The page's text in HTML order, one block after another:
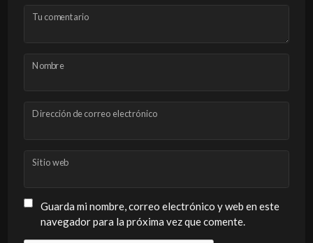
Tu comentario
Nombre
Dirección de correo electrónico
Sitio web
Guarda mi nombre, correo electrónico y web en este
navegador para la próxima vez que comente.